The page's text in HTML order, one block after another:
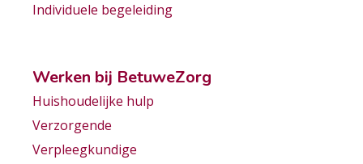
Individuele begeleiding
Werken bij BetuweZorg
Huishoudelijke hulp
Verzorgende
Verpleegkundige